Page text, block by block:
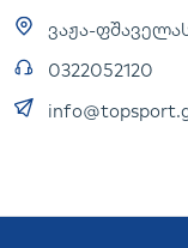
ვაჟა-
0322052120